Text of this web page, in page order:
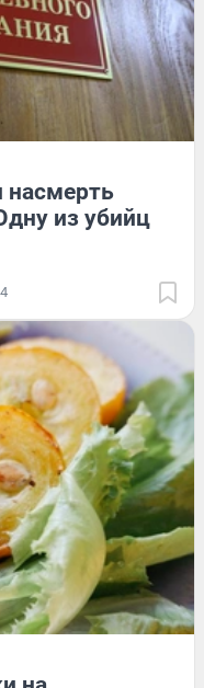
насмерть
из убийц